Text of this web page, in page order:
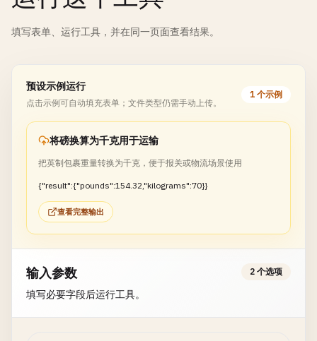
填写表单、运行工具，并在同一页面查看结果。
预设示例运行
点击示例可自动填充表单；文件类型仍需手动上传。
1 个示例
将磅换算为千克用于运输
把英制包裹重量转换为千克，便于报关或物流场景使用
{"result":{"pounds":154.32,"kilograms":70}}
查看完整输出
输入参数
填写必要字段后运行工具。
2 个选项